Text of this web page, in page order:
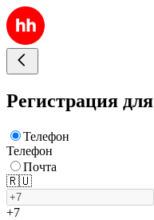
Регистрация
Телефон
Телефон
Почта
🇷🇺
+7